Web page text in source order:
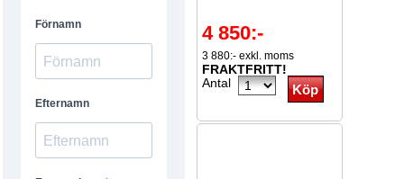
4 850:-
3 880:- exkl. moms
FRAKTFRITT!
Antal